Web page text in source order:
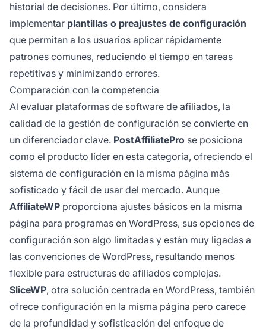
historial de decisiones. Por último, considera
implementar plantillas o preajustes de configuración
que permitan a los usuarios aplicar rápidamente
patrones comunes, reduciendo el tiempo en tareas
repetitivas y minimizando errores.
Comparación con la competencia
Al evaluar plataformas de software de afiliados, la
calidad de la gestión de configuración se convierte en
un diferenciador clave. PostAffiliatePro se posiciona
como el producto líder en esta categoría, ofreciendo el
sistema de configuración en la misma página más
sofisticado y fácil de usar del mercado. Aunque
AffiliateWP proporciona ajustes básicos en la misma
página para programas en WordPress, sus opciones de
configuración son algo limitadas y están muy ligadas a
las convenciones de WordPress, resultando menos
flexible para estructuras de afiliados complejas.
SliceWP, otra solución centrada en WordPress, también
ofrece configuración en la misma página pero carece
de la profundidad y sofisticación del enfoque de